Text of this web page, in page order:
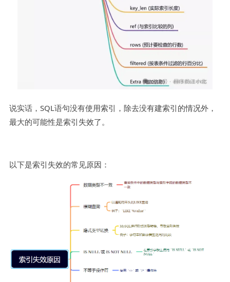
说实话，SQL语句没有使用索引，除去没有建索引的情况外，
最大的可能性是索引失效了。
以下是索引失效的常见原因：